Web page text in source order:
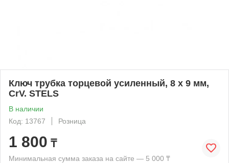
Ключ трубка торцевой усиленный, 8 х 9 мм,
CrV. STELS
В наличии
Код: 13767
Розница
1 800 ₸
Минимальная сумма заказа на сайте — 5 000 ₸